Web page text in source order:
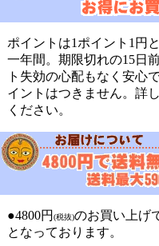
ポイントは1ポイント1円
一年間。期限切れの15日
ト失効の心配もなく安心
イントはつきません。詳
ください。
●4800円 (税抜)のお買い上げ
となっております。